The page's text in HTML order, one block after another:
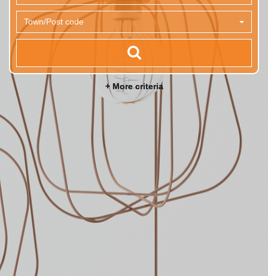
Town/Post code
+ More criteria